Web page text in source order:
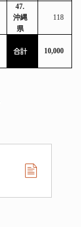
47.
沖縄
県
118
合計 10,000